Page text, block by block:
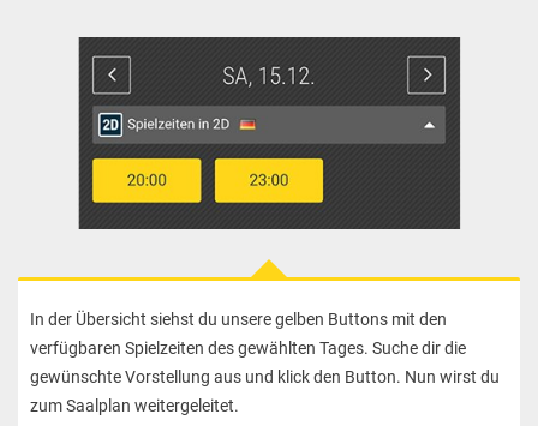
In der Übersicht siehst du unsere gelben Buttons mit den
verfügbaren Spielzeiten des gewählten Tages. Suche dir die
gewünschte Vorstellung aus und klick den Button. Nun wirst du
zum Saalplan weitergeleitet.